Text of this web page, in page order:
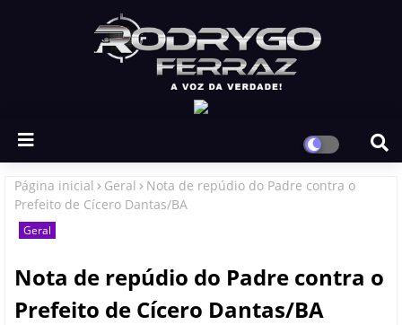
Página inicial Geral
Nota de repúdio do Padre contra o
Prefeito de Cícero Dantas/BA
Geral
Nota de repúdio do Padre contra o
Prefeito de Cícero Dantas/BA